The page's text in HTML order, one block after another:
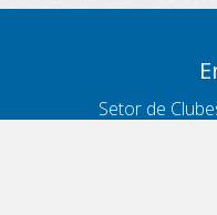
Setor de